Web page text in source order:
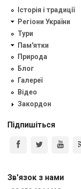
Історія і традиції
Регіони України
Тури
Пам'ятки
Природа
Блог
Галереї
Відео
Закордон
Підпишіться
Зв'язок з нами